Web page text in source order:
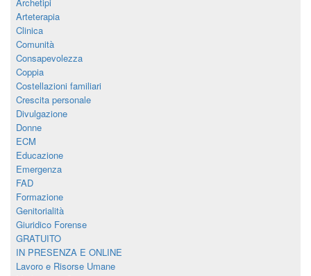
Arteterapia
Clinica
Comunità
Consapevolezza
Coppia
Costellazioni familiari
Crescita personale
Divulgazione
Donne
ECM
Educazione
Emergenza
FAD
Formazione
Genitorialità
Giuridico Forense
GRATUITO
IN PRESENZA E ONLINE
Lavoro e Risorse Umane